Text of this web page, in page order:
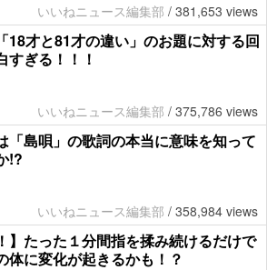
いいねニュース編集部 / 381,653 views
18才と81才の違い」のお題に対する回
すぎる！！！
いいねニュース編集部 / 375,786 views
「島唄」の歌詞の本当に意味を知って
!?
いいねニュース編集部 / 358,984 views
】たった１分間指を揉み続けるだけで
体に変化が起きるかも！？